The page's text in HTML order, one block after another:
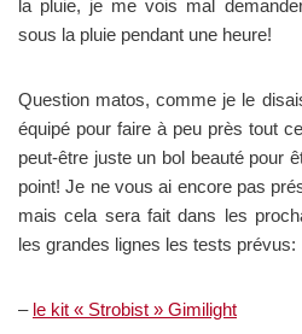
la pluie, je me vois mal
sous la pluie pendant une heure!
Question matos, comme je le
équipé pour faire à peu près tout
peut-être juste un bol beauté pour
point! Je ne vous ai encore pas
mais cela sera fait dans les
les grandes lignes les tests prévus:
– le kit « Strobist » Gimilight